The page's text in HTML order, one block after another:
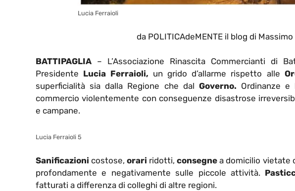
Lucia Ferraioli
da POLITICAdeMENTE il blog di
BATTIPAGLIA – L’Associazione Rinascita Commercianti di
Presidente Lucia Ferraioli, un grido d’allarme rispetto alle
superficialità sia dalla Regione che dal Governo. Ordinanze e
commercio violentemente con conseguenze disastrose
e campane.
Lucia Ferraioli 5
Sanificazioni costose,orari ridotti,consegne a domicilio vietate
profondamente e negativamente sulle piccole attività.
fatturati a differenza di colleghi di altre regioni.